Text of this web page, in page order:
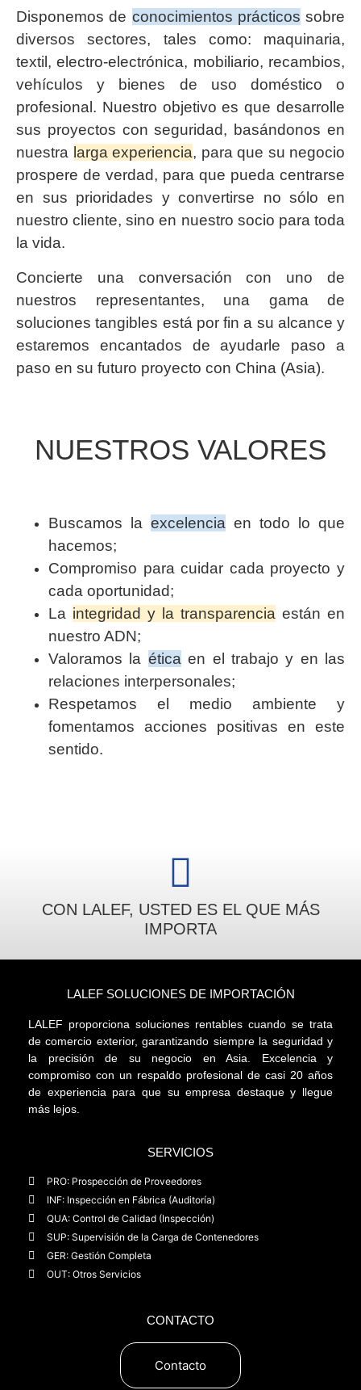
Disponemos de conocimientos prácticos sobre
diversos sectores, tales como: maquinaria,
textil, electro-electrónica, mobiliario, recambios,
vehículos y bienes de uso doméstico o
profesional. Nuestro objetivo es que desarrolle
sus proyectos con seguridad, basándonos en
nuestra larga experiencia, para que su negocio
prospere de verdad, para que pueda centrarse
en sus prioridades y convertirse no sólo en
nuestro cliente, sino en nuestro socio para toda
la vida.
Concierte una conversación con uno de
nuestros representantes, una gama de
soluciones tangibles está por fin a su alcance y
estaremos encantados de ayudarle paso a
paso en su futuro proyecto con China (Asia).
NUESTROS VALORES
Buscamos la excelencia en todo lo que
hacemos;
Compromiso para cuidar cada proyecto y
cada oportunidad;
La integridad y la transparencia están en
nuestro ADN;
Valoramos la éticaen el trabajo y en las
relaciones interpersonales;
Respetamos el medio ambiente y
fomentamos acciones positivas en este
sentido.
CON LALEF, USTED ES EL QUE MÁS
IMPORTA
LALEF SOLUCIONES DE IMPORTACIÓN
LALEF proporciona soluciones rentables cuando se trata
de comercio exterior, garantizando siempre la seguridad y
la precisión de su negocio en Asia. Excelencia y
compromiso con un respaldo profesional de casi 20 años
de experiencia para que su empresa destaque y llegue
más lejos.
SERVICIOS
PRO: Prospección de Proveedores
INF: Inspección en Fábrica (Auditoría)
QUA: Control de Calidad (Inspección)
SUP: Supervisión de la Carga de Contenedores
GER: Gestión Completa
OUT: Otros Servicios
CONTACTO
Contacto